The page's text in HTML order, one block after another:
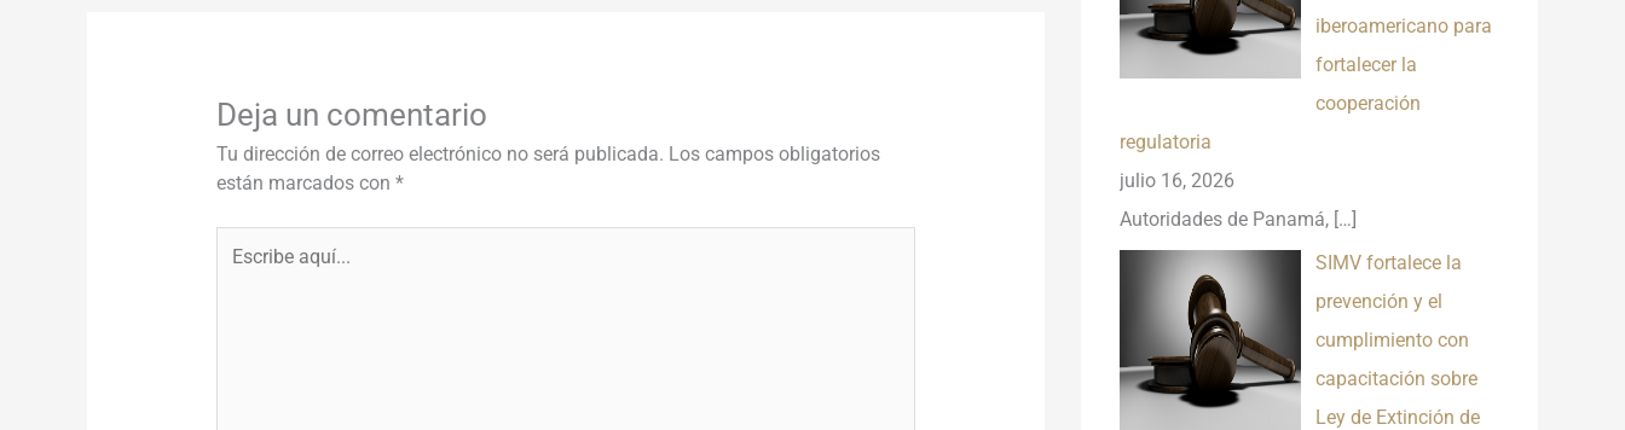
Deja un comentario
Tu dirección de correo electrónico no será publicada. Los campos obligatorios
están marcados con *
aquí...
iberoamericano para
fortalecer la
cooperación
regulatoria
julio 16, 2026
Autoridades de Panamá, […]
SIMV fortalece la
prevención y el
cumplimiento con
capacitación sobre
Ley de Extinción de